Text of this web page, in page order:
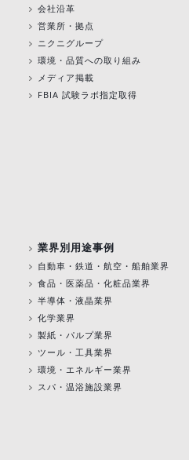
会社沿革
営業所・拠点
ニクニグループ
環境・品質への取り組み
メディア掲載
FBIA 試験ラボ指定取得
業界別用途事例
自動車・鉄道・航空・船舶業界
食品・医薬品・化粧品業界
半導体・液晶業界
化学業界
製紙・パルプ業界
ツール・工具業界
環境・エネルギー業界
スパ・温浴施設業界